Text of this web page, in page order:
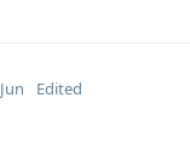
Edited